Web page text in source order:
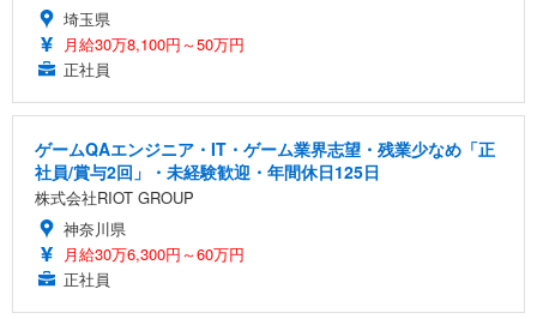
埼玉県
月給30万8,100円～50万円
正社員
ゲームQAエンジニア・IT・ゲーム業界志望・残業少なめ「正
社員/賞与2回」・未経験歓迎・年間休日125日
株式会社RIOT GROUP
神奈川県
月給30万6,300円～60万円
正社員